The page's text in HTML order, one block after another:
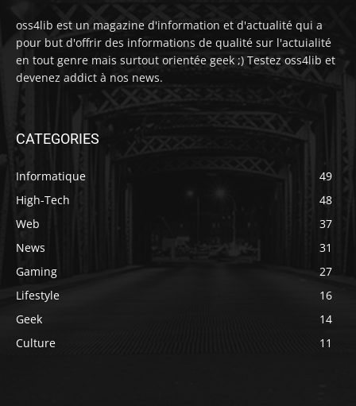
oss4lib est un magazine d'information et d'actualité qui a
pour but d'offrir des informations de qualité sur l'actuialité
en tout genre mais surtout orientée geek ;) Testez oss4lib et
devenez addict à nos news.
CATEGORIES
Informatique
49
High-Tech
48
Web
37
News
31
Gaming
27
Lifestyle
16
Geek
14
Culture
11